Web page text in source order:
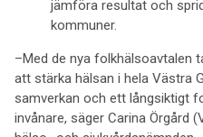
jämföra resultat och
kommuner.
–Med de nya folkhälsoavtalen
att stärka hälsan i hela Västra
samverkan och ett långsiktigt
invånare, säger Carina Örgård